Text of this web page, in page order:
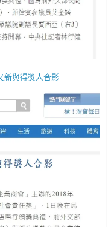
新與得獎人合影